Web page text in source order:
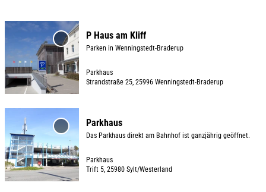
D
a
i
t
e
'
'P Haus
am Kliff'
zur
Merkliste
hinzufügen
P Haus am Kliff
Parken in Wenningstedt-Braderup
Parkhaus
Strandstraße 25, 25996 Wenningstedt-Braderup
a
i
'Parkhaus'
zur
Merkliste
hinzufügen
Parkhaus
Das Parkhaus direkt am Bahnhof ist ganzjährig geöffnet.
Parkhaus
Trift 5, 25980 Sylt/Westerland